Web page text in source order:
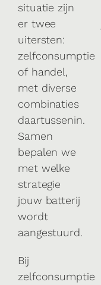
situatie zijn
er twee
uitersten:
zelfconsumptie
of handel,
met diverse
combinaties
daartussenin.
Samen
bepalen we
met welke
strategie
jouw batterij
wordt
aangestuurd.
Bij
zelfconsumptie